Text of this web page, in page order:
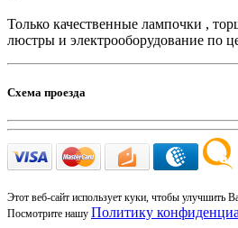
Только качественные лампочки ,
люстры и электрооборудование по
Схема проезда
Этот веб-сайт использует куки, чтобы улучшить
Посмотрите нашу Политику